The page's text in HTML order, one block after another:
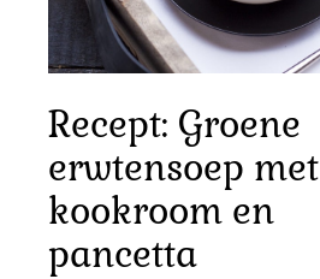
Recept: Groene
erwtensoep met
kookroom en
pancetta